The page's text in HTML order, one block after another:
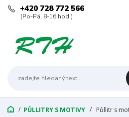
+420 728 772 566
(Po-Pá, 8-16 hod.)
PŮLLITRY S MOTIVY Půllitr s